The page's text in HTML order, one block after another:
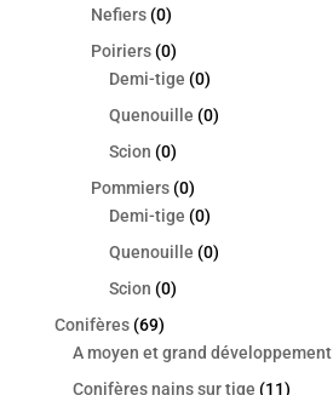
Nefiers (0)
Poiriers (0)
Demi-tige (0)
Quenouille (0)
Scion (0)
Pommiers (0)
Demi-tige (0)
Quenouille (0)
Scion (0)
Conifères (69)
A moyen et grand développement
Conifères nains sur tige (11)